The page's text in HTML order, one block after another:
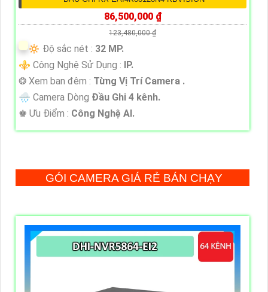
86,500,000 ₫
123,480,000 ₫
🔅 Độ sắc nét : 32 MP.
⚜️ Công Nghệ Sử Dụng : IP.
❂ Xem ban đêm : Từng Vị Trí Camera .
🌧️ Camera Dòng Đầu Ghi 4 kênh.
️♚ Ưu Điểm : Công Nghệ AI.
GÓI CAMERA GIÁ RẺ BÁN CHẠY